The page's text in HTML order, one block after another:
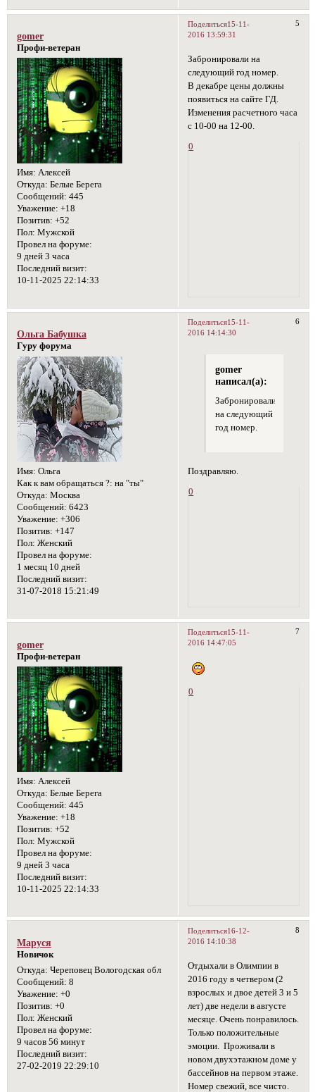
Поделиться 5
15-11-
2016 13:59:31
gomer
Профи-ветеран
Имя: Алексей
Откуда: Белые Берега
Сообщений: 445
Уважение: +18
Позитив: +52
Пол: Мужской
Провел на форуме:
9 дней 3 часа
Последний визит:
10-11-2025 22:14:33
Забронировали на
следующий год номер.
В декабре цены должны
появиться на сайте ГД.
Изменения расчетного часа
с 10-00 на 12-00.
0
Поделиться 6
15-11-
2016 14:14:30
Ольга Бабушка
Гуру форума
Имя: Ольга
Как к вам обращаться ?: на "ты"
Откуда: Москва
Сообщений: 6423
Уважение: +306
Позитив: +147
Пол: Женский
Провел на форуме:
1 месяц 10 дней
Последний визит:
31-07-2018 15:21:49
gomer
написал(а):
Забронировали
на следующий
год номер.
Поздравляю.
0
Поделиться 7
15-11-
2016 14:47:05
gomer
Профи-ветеран
Имя: Алексей
Откуда: Белые Берега
Сообщений: 445
Уважение: +18
Позитив: +52
Пол: Мужской
Провел на форуме:
9 дней 3 часа
Последний визит:
10-11-2025 22:14:33
0
Поделиться 8
16-12-
2016 14:10:38
Маруся
Новичок
Откуда: Череповец Вологодская обл
Сообщений: 8
Уважение: +0
Позитив: +0
Пол: Женский
Провел на форуме:
9 часов 56 минут
Последний визит:
27-02-2019 22:29:10
Отдыхали в Олимпии в
2016 году в четвером (2
взрослых и двое детей 3 и 5
лет) две недели в августе
месяце. Очень понравилось.
Только положительные
эмоции. Проживали в
новом двухэтажном доме у
бассейнов на первом этаже.
Номер свежий, все чисто.